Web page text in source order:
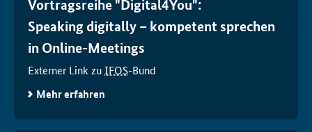
Vortragsreihe "Digital4You":
Speaking digitally – kompetent sprechen
in Online-Meetings
Externer Link zuIFOS-Bund
Mehr erfahren